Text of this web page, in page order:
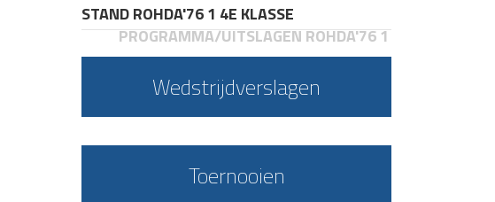
STAND ROHDA'76 1 4E KLASSE
PROGRAMMA/UITSLAGEN ROHDA'76 1
Wedstrijdverslagen
Toernooien